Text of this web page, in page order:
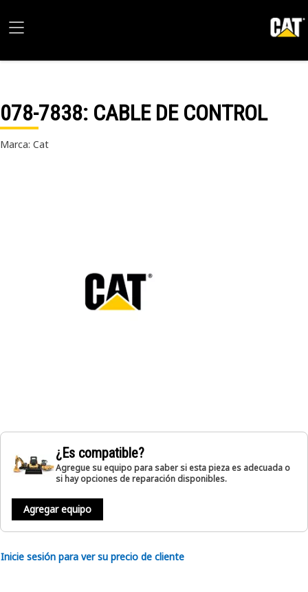
078-7838: CABLE DE CONTROL
Marca: Cat
¿Es compatible?
Agregue su equipo para saber si esta pieza es adecuada o
si hay opciones de reparación disponibles.
Agregar equipo
Inicie sesión para ver su precio de cliente